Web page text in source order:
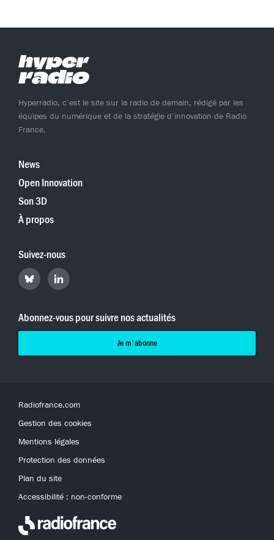
Hyperradio, c’est le site sur la radio de demain, rédigé par les
équipes du numérique et de la stratégie d’innovation de Radio
France.
News
Open Innovation
Son 3D
À propos
Suivez-nous
Retrouvez
Hyperradio
Bluesky
Retrouvez
Hyperradio
LinkedIn
Abonnez-vous pour suivre nos actualités
Je m'abonne
Radiofrance.com
Gestion des cookies
Mentions légales
Protection des données
Plan du site
Accessibilité : non-conforme